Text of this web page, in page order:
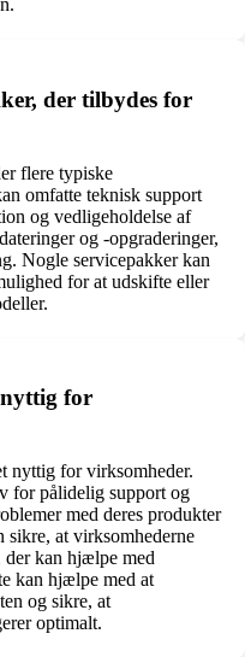
der tilbydes for
flere typiske
omfatte teknisk support
og vedligeholdelse af
og -opgraderinger,
Nogle servicepakker kan
for at udskifte eller
for
nyttig for virksomheder.
for pålidelig support og
med deres produkter
sikre, at virksomhederne
der kan hjælpe med
kan hjælpe med at
og sikre, at
optimalt.